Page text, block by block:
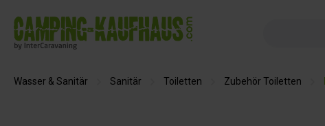
Zur Hauptnavigation springen
Wasser & Sanitär Sanitär Toiletten Zubehör Toiletten